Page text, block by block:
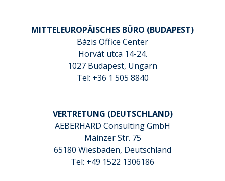
MITTELEUROPÄISCHES BÜRO (BUDAPEST)
Bázis Office Center
Horvát utca 14-24.
1027 Budapest, Ungarn
Tel: +36 1 505 8840
VERTRETUNG (DEUTSCHLAND)
AEBERHARD Consulting GmbH
Mainzer Str. 75
65180 Wiesbaden, Deutschland
Tel: +49 1522 1306186